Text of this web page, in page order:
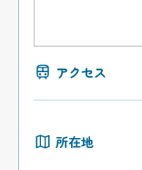
アクセス
所在地